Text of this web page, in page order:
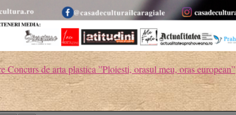
Concurs de arta plastica ”Ploiesti, orasul meu, oras european”